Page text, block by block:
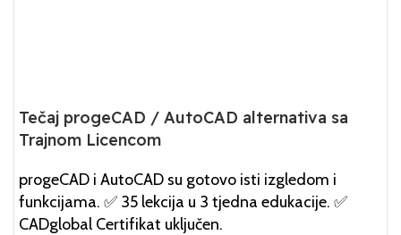
Tečaj progeCAD / AutoCAD alternativa sa
Trajnom Licencom
progeCAD i AutoCAD su gotovo isti izgledom i
funkcijama. ✅ 35 lekcija u 3 tjedna edukacije. ✅
CADglobal Certifikat uključen.